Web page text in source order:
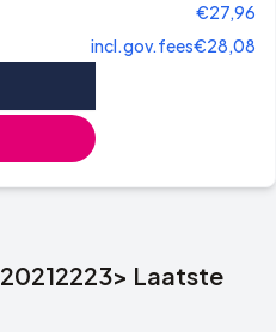
€27,96
incl.gov.fees€28,08
20212223> Laatste